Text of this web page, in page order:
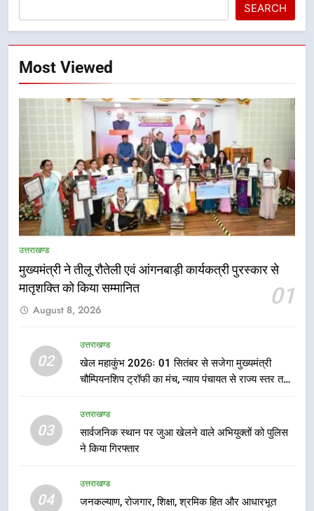
SEARCH
Most Viewed
उत्तराखण्ड
मुख्यमंत्री ने तीलू रौतेली एवं आंगनबाड़ी कार्यकत्री पुरस्कार से
मातृशक्ति को किया सम्मानित
01
August 8, 2026
02
उत्तराखण्ड
खेल महाकुंभ 2026ः 01 सितंबर से सजेगा मुख्यमंत्री
चौम्पियनशिप ट्रॉफी का मंच, न्याय पंचायत से राज्य स्तर तक
03
उत्तराखण्ड
सार्वजनिक स्थान पर जुआ खेलने वाले अभियुक्तों को पुलिस
ने किया गिरफ्तार
04
उत्तराखण्ड
जनकल्याण, रोजगार, शिक्षा, श्रमिक हित और आधारभूत
5
कारीगरों को किया सम्मानित
उत्तराखण्ड
उत्तराखंड कांग्रेस में बड़ा संगठनात्मक